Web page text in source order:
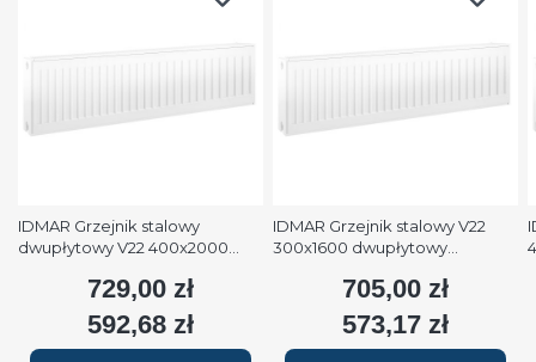
IDMAR Grzejnik stalowy
dwupłytowy V22 400x2000
2508W (90/70/20°C) biały
Cena
729,00 zł
Cena
592,68 zł
IDMAR Grzejnik stalowy V22
300x1600 dwupłytowy
(90/70/20°C) biały RAL9016
Cena
705,00 zł
Cena
573,17 zł